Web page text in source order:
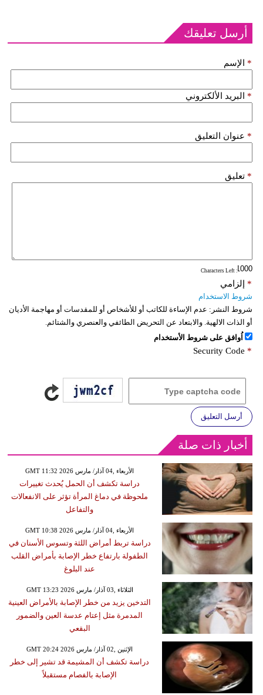
أرسل تعليقك
الإسم *
البريد الألكتروني *
عنوان التعليق *
تعليق *
: Characters Left
إلزامي *
شروط الاستخدام
شروط النشر: عدم الإساءة للكاتب أو للأشخاص أو للمقدسات أو مهاجمة الأديان
أو الذات الالهية. والابتعاد عن التحريض الطائفي والعنصري والشتائم.
اُوافق على شروط الأستخدام
Security Code *
أرسل التعليق
أخبار ذات صلة
GMT 11:32 2026 الأربعاء ,04 آذار/ مارس
دراسة تكشف أن الحمل يُحدث تغييرات
ملحوظة في دماغ المرأة تؤثر على الانفعالات
والتفاعل
GMT 10:38 2026 الأربعاء ,04 آذار/ مارس
دراسة تربط أمراض اللثة وتسوس الأسنان في
الطفولة بارتفاع خطر الإصابة بأمراض القلب
عند البلوغ
GMT 13:23 2026 الثلاثاء ,03 آذار/ مارس
التدخين يزيد من خطر الإصابة بالأمراض العينية
المدمرة مثل إعتام عدسة العين والضمور
البقعي
GMT 20:24 2026 الإثنين ,02 آذار/ مارس
دراسة تكشف أن المشيمة قد تشير إلى خطر
الإصابة بالفصام مستقبلاً